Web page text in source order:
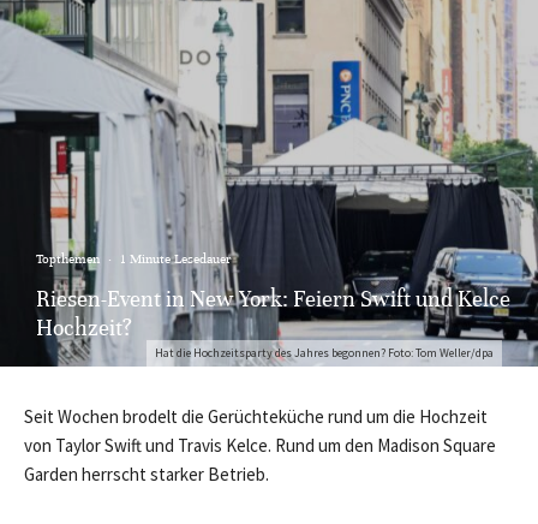
Hat die Hochzeitsparty des Jahres begonnen? Foto: Tom Weller/dpa
Topthemen · 1 Minute Lesedauer
Riesen-Event in New York: Feiern Swift und Kelce
Hochzeit?
Seit Wochen brodelt die Gerüchteküche rund um die Hochzeit
von Taylor Swift und Travis Kelce. Rund um den Madison Square
Garden herrscht starker Betrieb.